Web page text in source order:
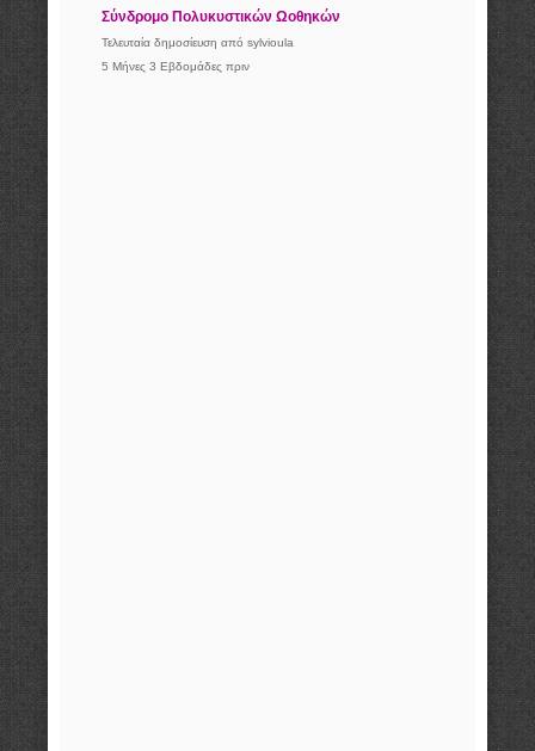
Σύνδρομο Πολυκυστικών Ωοθηκών
Τελευταία δημοσίευση από sylvioula
5 Μήνες 3 Εβδομάδες πριν